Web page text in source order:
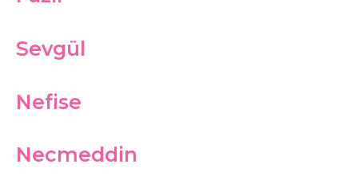
Sevgül
Nefise
Necmeddin